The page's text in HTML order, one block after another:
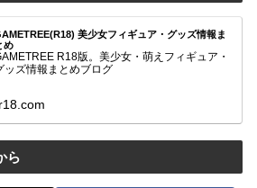
美少女フィギュア・グッズ情報ま
め
R18版。美少女・萌えフィギュア・
ッズ情報まとめブログ
ら